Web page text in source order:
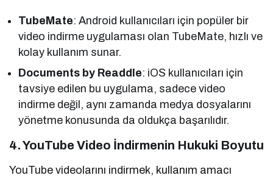
TubeMate: Android kullanıcıları için popüler bir
video indirme uygulaması olan TubeMate, hızlı ve
kolay kullanım sunar.
Documents by Readdle: iOS kullanıcıları için
tavsiye edilen bu uygulama, sadece video
indirme değil, aynı zamanda medya dosyalarını
yönetme konusunda da oldukça başarılıdır.
4. YouTube Video İndirmenin Hukuki Boyutu
YouTube videolarını indirmek, kullanım amacı